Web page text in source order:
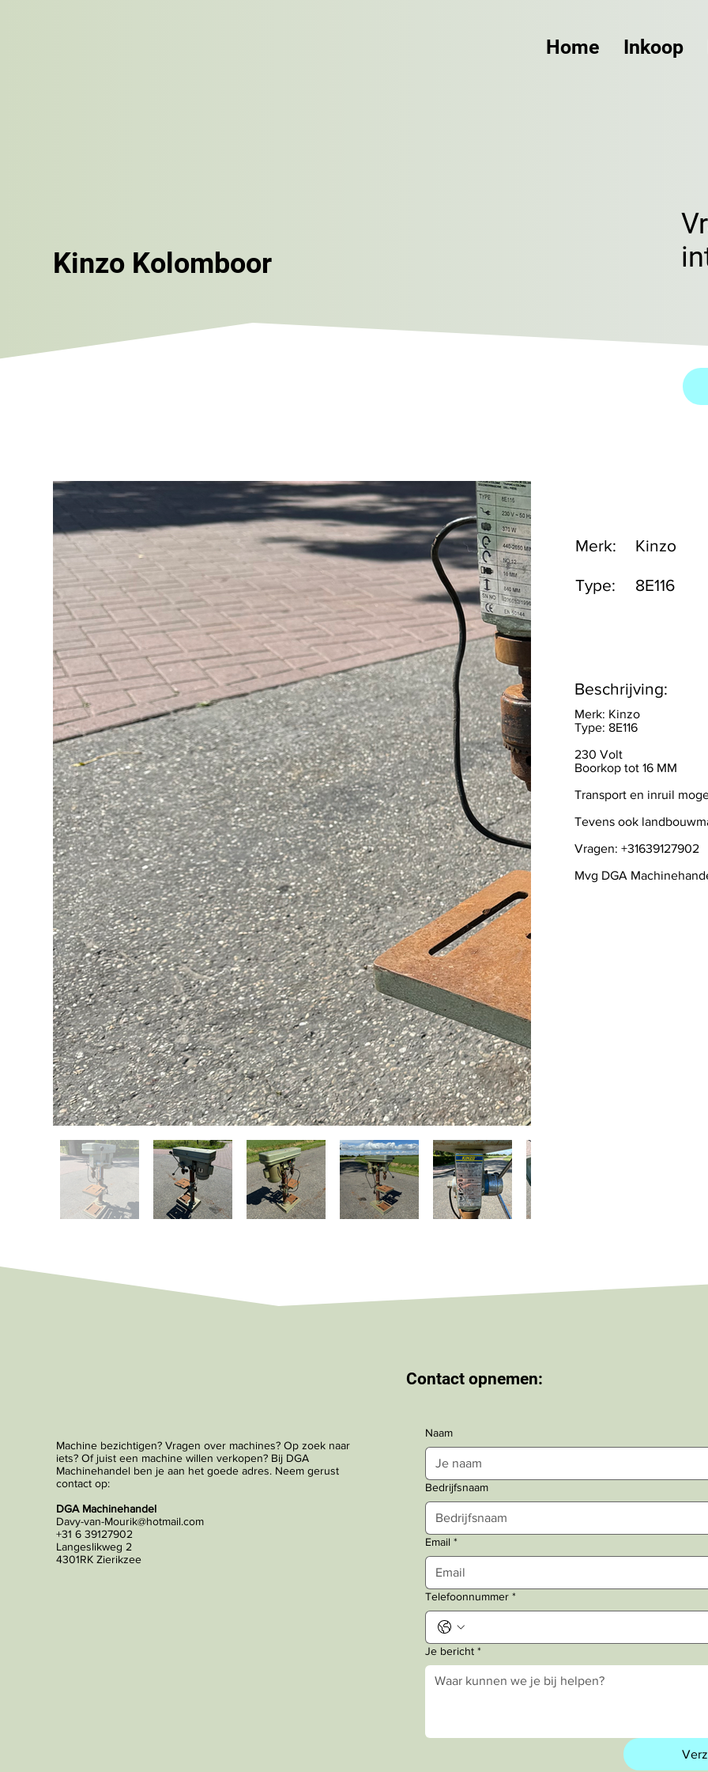
Home Inkoop
8E116
Type:
Kinzo
Merk:
Beschrijving:
Merk: Kinzo
Type: 8E116
230 Volt
Boorkop tot 16 MM
Transport en inruil
Tevens ook
Vragen: +31639127902
Mvg DGA
Kinzo Kolomboor
Contact opnemen:
Naam
Bedrijfsnaam
Email *
Telefoonnummer *
Je bericht *
Machine bezichtigen? Vragen over machines? Op zoek naar
iets? Of juist een machine willen verkopen? Bij DGA
Machinehandel ben je aan het goede adres. Neem gerust
contact op:
DGA Machinehandel
Davy-van-Mourik@hotmail.com
+31 6 39127902
Langeslikweg 2
4301RK Zierikzee